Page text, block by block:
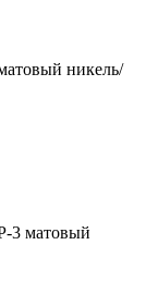
никель/
3 матовый